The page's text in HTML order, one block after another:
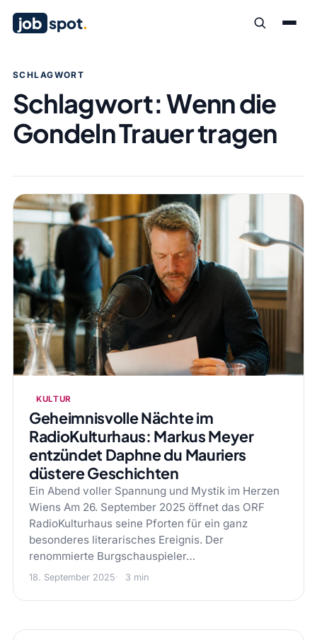
job spot.
SCHLAGWORT
Schlagwort:Wenn die
Gondeln Trauer tragen
KULTUR
Geheimnisvolle Nächte im
RadioKulturhaus: Markus Meyer
entzündet Daphne du Mauriers
düstere Geschichten
Ein Abend voller Spannung und Mystik im Herzen
Wiens Am 26. September 2025 öffnet das ORF
RadioKulturhaus seine Pforten für ein ganz
besonderes literarisches Ereignis. Der
renommierte Burgschauspieler…
18. September 2025 3 min